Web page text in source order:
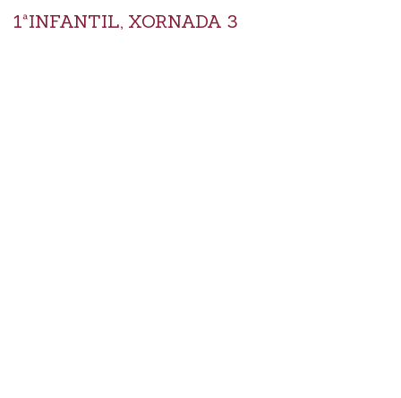
1ªINFANTIL, XORNADA 3